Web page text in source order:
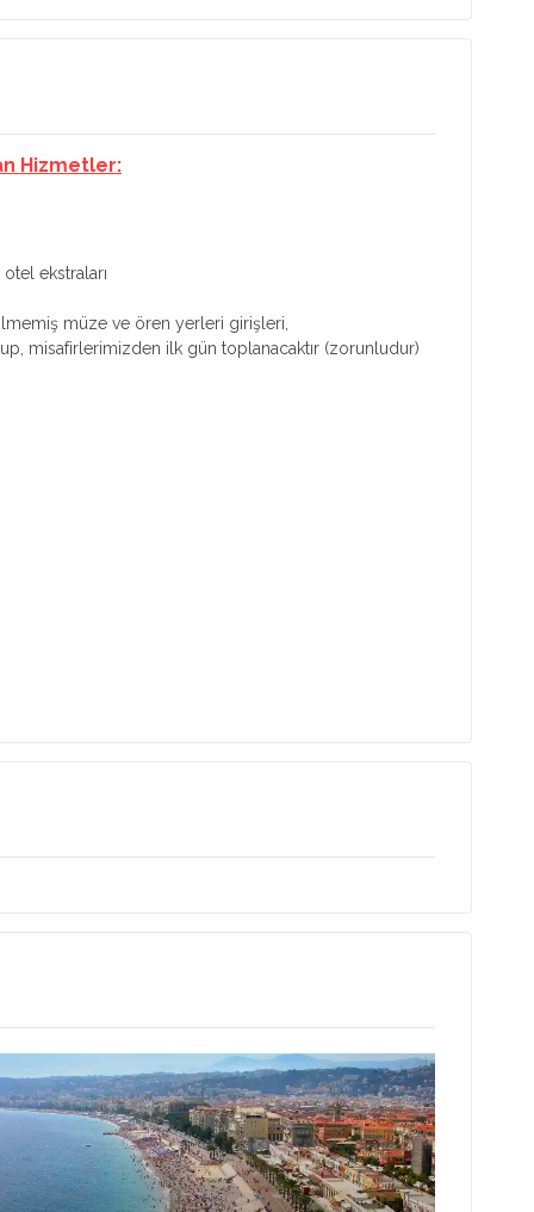
Hizmetler:
ekstraları
müze ve ören yerleri girişleri,
misafirlerimizden ilk gün toplanacaktır (zorunludur)